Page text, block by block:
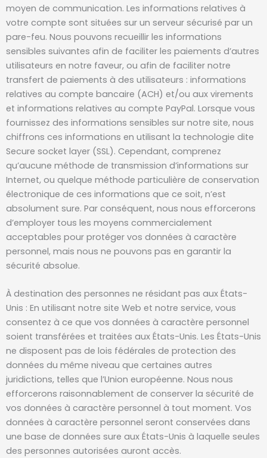
moyen de communication. Les informations relatives à
votre compte sont situées sur un serveur sécurisé par un
pare-feu. Nous pouvons recueillir les informations
sensibles suivantes afin de faciliter les paiements d’autres
utilisateurs en notre faveur, ou afin de faciliter notre
transfert de paiements à des utilisateurs : informations
relatives au compte bancaire (ACH) et/ou aux virements
et informations relatives au compte PayPal. Lorsque vous
fournissez des informations sensibles sur notre site, nous
chiffrons ces informations en utilisant la technologie dite
Secure socket layer (SSL). Cependant, comprenez
qu’aucune méthode de transmission d’informations sur
Internet, ou quelque méthode particulière de conservation
électronique de ces informations que ce soit, n’est
absolument sure. Par conséquent, nous nous efforcerons
d’employer tous les moyens commercialement
acceptables pour protéger vos données à caractère
personnel, mais nous ne pouvons pas en garantir la
sécurité absolue.
À destination des personnes ne résidant pas aux États-
Unis : En utilisant notre site Web et notre service, vous
consentez à ce que vos données à caractère personnel
soient transférées et traitées aux États-Unis. Les États-Unis
ne disposent pas de lois fédérales de protection des
données du même niveau que certaines autres
juridictions, telles que l’Union européenne. Nous nous
efforcerons raisonnablement de conserver la sécurité de
vos données à caractère personnel à tout moment. Vos
données à caractère personnel seront conservées dans
une base de données sure aux États-Unis à laquelle seules
des personnes autorisées auront accès.